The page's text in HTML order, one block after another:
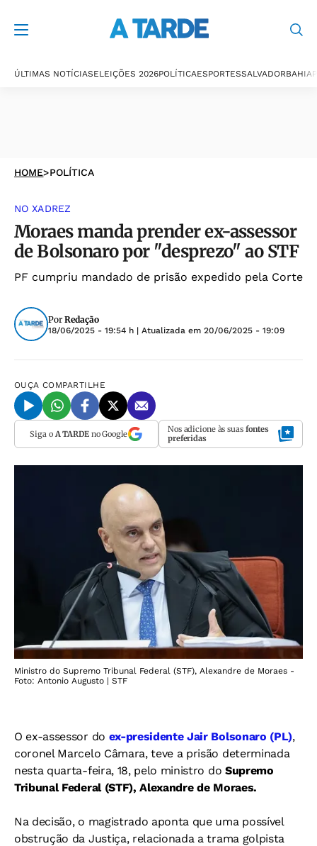
ÚLTIMAS NOTÍCIASELEIÇÕES 2026POLÍTICAESPORTESSALVADORBAHIA
HOME>POLÍTICA
NO XADREZ
Moraes manda prender ex-assessor
de Bolsonaro por "desprezo" ao STF
PF cumpriu mandado de prisão expedido pela Corte
Por Redação
18/06/2025 - 19:54 h | Atualizada em 20/06/2025 - 19:09
OUÇA COMPARTILHE
Siga o A TARDEno Google Nos adicione às suas fontes
preferidas
Ministro do Supremo Tribunal Federal (STF), Alexandre de Moraes -
Foto: Antonio Augusto | STF
O ex-assessor do ex-presidente Jair Bolsonaro (PL),
coronel Marcelo Câmara, teve a prisão determinada
nesta quarta-feira, 18, pelo ministro do Supremo
Tribunal Federal (STF), Alexandre de Moraes.
Na decisão, o magistrado aponta que uma possível
obstrução da Justiça, relacionada a trama golpista